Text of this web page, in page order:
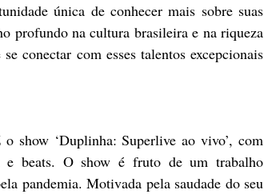
única de conhecer mais sobre suas
profundo na cultura brasileira e na riqueza
conectar com esses talentos excepcionais
show ‘Duplinha: Superlive ao vivo’, com
beats. O show é fruto de um trabalho
pandemia. Motivada pela saudade do seu